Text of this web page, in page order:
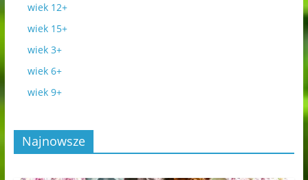
wiek 12+
wiek 15+
wiek 3+
wiek 6+
wiek 9+
Najnowsze